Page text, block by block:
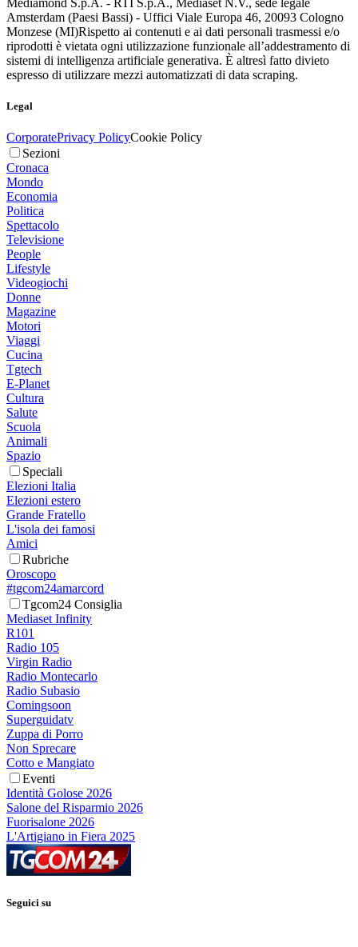
Amsterdam (Paesi Bassi) - Uffici Viale Europa 46, 20093 Cologno
Monzese (MI)Rispetto ai contenuti e ai dati personali trasmessi e/o
riprodotti è vietata ogni utilizzazione funzionale all’addestramento di
sistemi di intelligenza artificiale generativa. È altresì fatto divieto
espresso di utilizzare mezzi automatizzati di data scraping.
Legal
CorporatePrivacy PolicyCookie Policy
Sezioni
Cronaca
Mondo
Economia
Politica
Spettacolo
Televisione
People
Lifestyle
Videogiochi
Donne
Magazine
Motori
Viaggi
Cucina
Tgtech
E-Planet
Cultura
Salute
Scuola
Animali
Spazio
Speciali
Elezioni Italia
Elezioni estero
Grande Fratello
L'isola dei famosi
Amici
Rubriche
Oroscopo
#tgcom24amarcord
Tgcom24 Consiglia
Mediaset Infinity
R101
Radio 105
Virgin Radio
Radio Montecarlo
Radio Subasio
Comingsoon
Superguidatv
Zuppa di Porro
Non Sprecare
Cotto e Mangiato
Eventi
Identità Golose 2026
Salone del Risparmio 2026
Fuorisalone 2026
L'Artigiano in Fiera 2025
Seguici su